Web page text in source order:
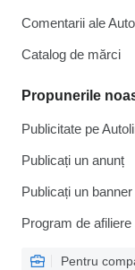
Comentarii ale
Catalog de mărcі
Propunerile
Publicitate pe
Publicați un anunț
Publicați un banner
Program de afiliere
Pentru